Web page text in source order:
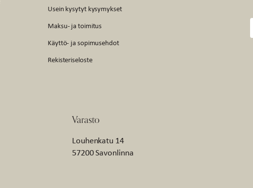
Usein kysytyt kysymykset
Maksu- ja toimitus
Käyttö- ja sopimusehdot
Rekisteriseloste
Varasto
Louhenkatu 14
57200 Savonlinna